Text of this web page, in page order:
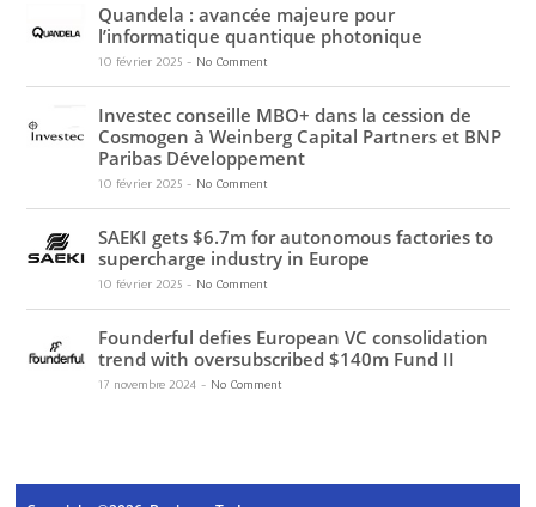
Quandela : avancée majeure pour
l’informatique quantique photonique
10 février 2025- No Comment
Investec conseille MBO+ dans la cession de
Cosmogen à Weinberg Capital Partners et BNP
Paribas Développement
10 février 2025- No Comment
SAEKI gets $6.7m for autonomous factories to
supercharge industry in Europe
10 février 2025- No Comment
Founderful defies European VC consolidation
trend with oversubscribed $140m Fund II
17 novembre 2024 - No Comment